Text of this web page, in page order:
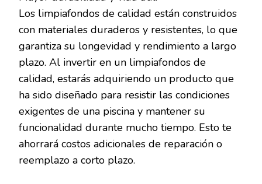
Los limpiafondos de calidad están construidos
con materiales duraderos y resistentes, lo que
garantiza su longevidad y rendimiento a largo
plazo. Al invertir en un limpiafondos de
calidad, estarás adquiriendo un producto que
ha sido diseñado para resistir las condiciones
exigentes de una piscina y mantener su
funcionalidad durante mucho tiempo. Esto te
ahorrará costos adicionales de reparación o
reemplazo a corto plazo.